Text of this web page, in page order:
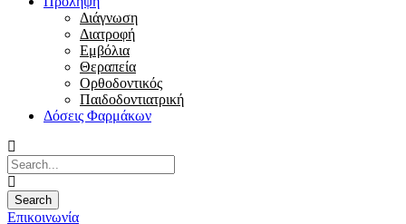
Διάγνωση
Διατροφή
Εμβόλια
Θεραπεία
Ορθοδοντικός
Παιδοδοντιατρική
Δόσεις Φαρμάκων
Επικοινωνία